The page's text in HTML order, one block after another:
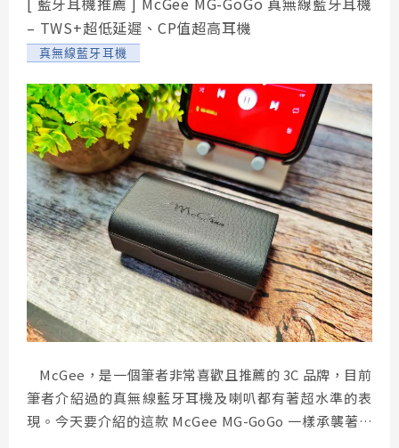
– TWS+超低延遲、CP值超高耳機
真無線藍牙耳機
McGee，是一個筆者非常喜歡且推薦的 3C 品牌，目前
筆者介紹過的真無線藍牙耳機及喇叭都有著超水準的表
現。今天要介紹的這款 McGee MG-GoGo 一樣承襲著過